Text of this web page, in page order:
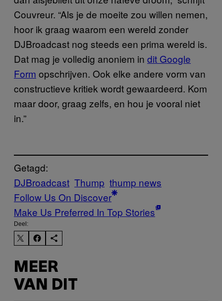
Couvreur. “Als je de moeite zou willen nemen,
hoor ik graag waarom een wereld zonder
DJBroadcast nog steeds een prima wereld is.
Dat mag je volledig anoniem in dit Google
Form opschrijven. Ook elke andere vorm van
constructieve kritiek wordt gewaardeerd. Kom
maar door, graag zelfs, en hou je vooral niet
in.”
Getagd:
DJBroadcast Thump thump news
Follow Us On Discover
Make Us Preferred In Top Stories
Deel:
MEER
VAN DIT